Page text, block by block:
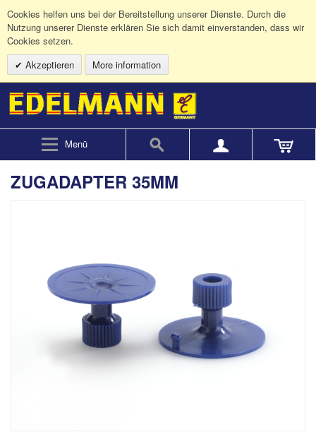
Cookies helfen uns bei der Bereitstellung unserer Dienste. Durch die
Nutzung unserer Dienste erklären Sie sich damit einverstanden, dass wir
Cookies setzen.
Akzeptieren
More information
Menü
ZUGADAPTER 35MM